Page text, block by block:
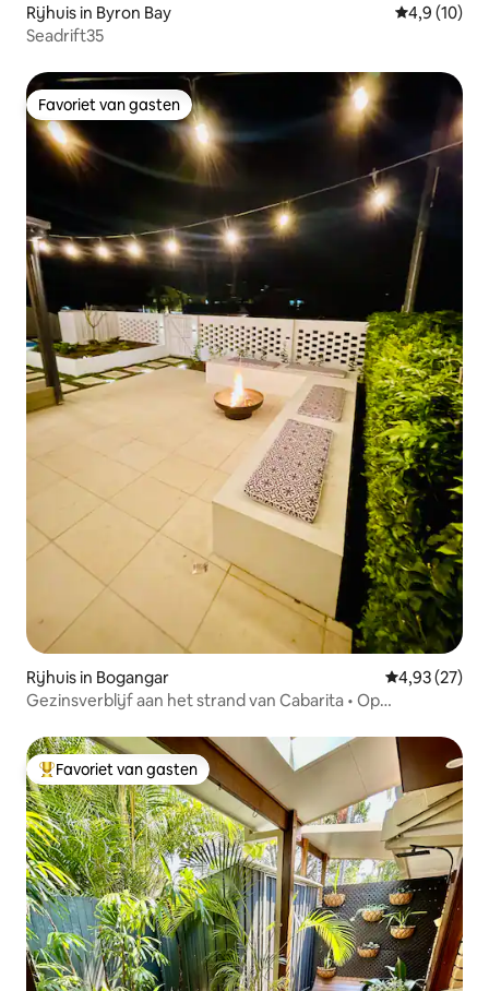
Rijhuis in Byron Bay
4,9 (10)
Seadrift35
Favoriet van gasten
Favoriet van gasten
Rijhuis in Bogangar Gemiddelde
4,93 (27)
Gezinsverblijf aan het strand van Cabarita • Op
Topfavoriet van gasten
Favoriet van gasten